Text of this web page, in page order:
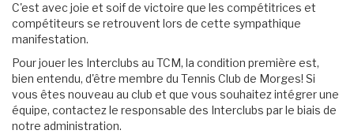
C'est avec joie et soif de victoire que les compétitrices et
compétiteurs se retrouvent lors de cette sympathique
manifestation.
Pour jouer les Interclubs au TCM, la condition première est,
bien entendu, d'être membre du Tennis Club de Morges! Si
vous êtes nouveau au club et que vous souhaitez intégrer une
équipe, contactez le responsable des Interclubs par le biais de
notre administration.